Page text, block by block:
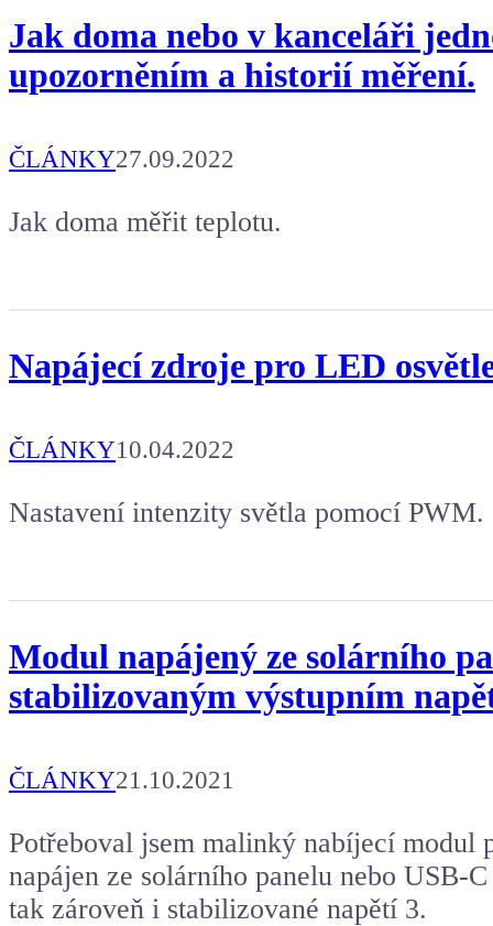
Jak doma nebo v kanceláři
upozorněním a historií měření.
ČLÁNKY27.09.2022
Jak doma měřit teplotu.
Napájecí zdroje pro LED
ČLÁNKY10.04.2022
Nastavení intenzity světla pomocí PWM.
Modul napájený ze solárního
stabilizovaným výstupním
ČLÁNKY21.10.2021
Potřeboval jsem malinký nabíjecí
napájen ze solárního panelu nebo USB-
tak zároveň i stabilizované napětí 3.